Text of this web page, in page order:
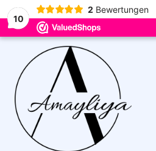
10
2 Bewertungen